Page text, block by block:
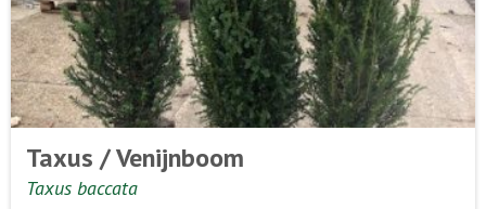
Taxus / Venijnboom
Taxus baccata